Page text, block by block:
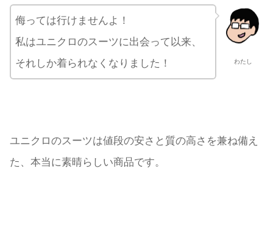
わたし
侮っては行けませんよ！
私はユニクロのスーツに出会って以来、
それしか着られなくなりました！
ユニクロのスーツは値段の安さと質の高さを兼ね備え
た、本当に素晴らしい商品です。